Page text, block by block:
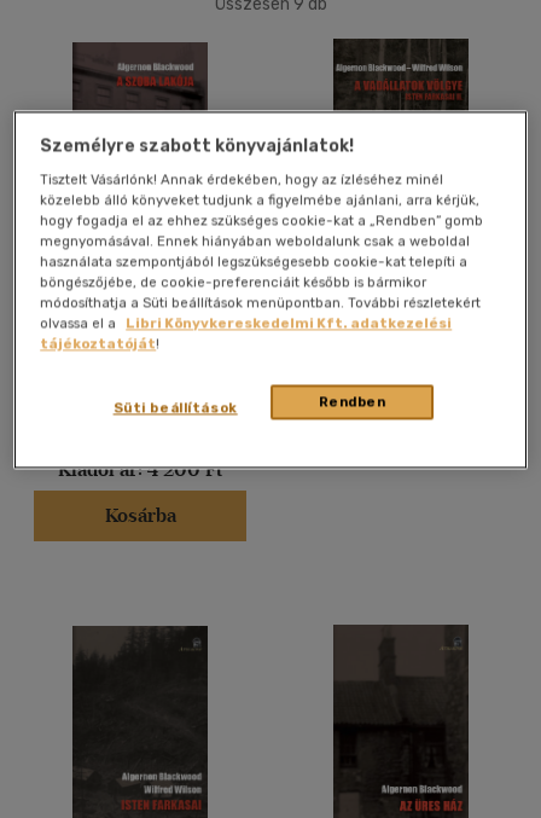
40 db / oldal
Összesen 9 db
A SZOBA LAKÓJA
Algernon Blackwood
Kiadói ár:4 200 Ft
Kosárba
A vadállatok völgye
Algernon Blackwood -
Wilson
Utolsó ismert ár:
Személyre szabott könyvajánlatok!
Tisztelt Vásárlónk! Annak érdekében, hogy az ízléséhez minél
közelebb álló könyveket tudjunk a figyelmébe ajánlani, arra kérjük,
hogy fogadja el az ehhez szükséges cookie-kat a „Rendben” gomb
megnyomásával. Ennek hiányában weboldalunk csak a weboldal
használata szempontjából legszükségesebb cookie-kat telepíti a
böngészőjébe, de cookie-preferenciáit később is bármikor
módosíthatja a Süti beállítások menüpontban. További részletekért
olvassa el a
Libri Könyvkereskedelmi Kft. adatkezelési
tájékoztatóját!
Rendben
Süti beállítások